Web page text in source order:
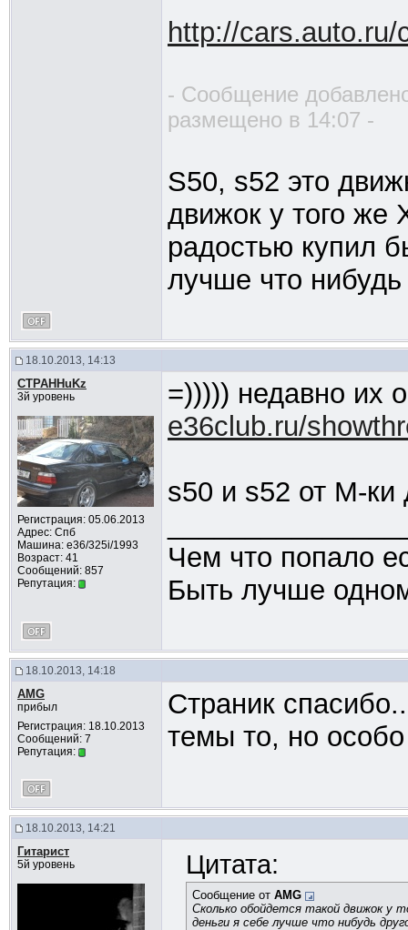
http://
- Сообщение
размещено в 14:07 -
S50, s52 это
движок у того
радостью купил
лучше что нибудь
18.10.2013, 14:13
CTPAHHuKz
3й уровень
Регистрация: 05.06.2013
Адрес: Спб
Машина: e36/325i/1993
Возраст: 41
Сообщений: 857
Репутация:
=))))) недавно их
e36club.ru/
s50 и s52 от М-ки
Чем что попало
Быть лучше
18.10.2013, 14:18
AMG
прибыл
Регистрация: 18.10.2013
Сообщений: 7
Репутация:
Страник
темы то, но
18.10.2013, 14:21
Гитарист
5й уровень Цитата:
Сообщение от AMG
Сколько обойдется такой движок у
деньги я себе лучше что нибудь